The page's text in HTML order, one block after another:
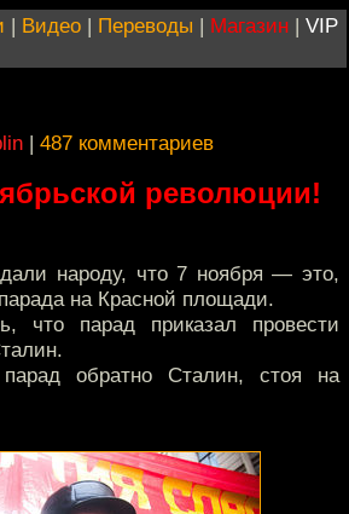
| Видео | Переводы | Магазин | VIP
| 487 комментариев
революции!
народу, что 7 ноября — это,
на Красной площади.
что парад приказал провести
обратно Сталин, стоя на